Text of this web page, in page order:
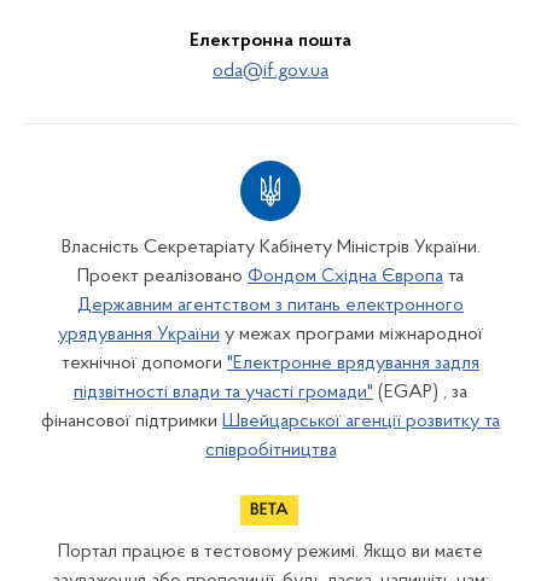
Електронна пошта
oda@if.gov.ua
Власність Секретаріату Кабінету Міністрів України.
Проект реалізовано Фондом Східна Європа та
Державним агентством з питань електронного
урядування України у межах програми міжнародної
технічної допомоги "Електронне врядування задля
підзвітності влади та участі громади" (EGAP) , за
фінансової підтримки Швейцарської агенції розвитку та
співробітництва
Портал працює в тестовому режимі. Якщо ви маєте